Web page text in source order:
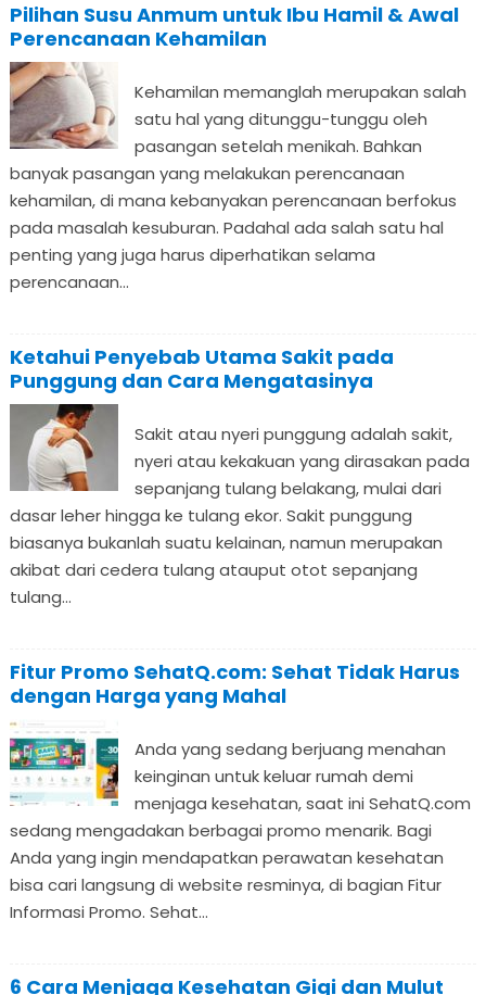
Pilihan Susu Anmum untuk Ibu Hamil & Awal
Perencanaan Kehamilan
Kehamilan memanglah merupakan salah
satu hal yang ditunggu-tunggu oleh
pasangan setelah menikah. Bahkan
banyak pasangan yang melakukan perencanaan
kehamilan, di mana kebanyakan perencanaan berfokus
pada masalah kesuburan. Padahal ada salah satu hal
penting yang juga harus diperhatikan selama
perencanaan...
Ketahui Penyebab Utama Sakit pada
Punggung dan Cara Mengatasinya
Sakit atau nyeri punggung adalah sakit,
nyeri atau kekakuan yang dirasakan pada
sepanjang tulang belakang, mulai dari
dasar leher hingga ke tulang ekor. Sakit punggung
biasanya bukanlah suatu kelainan, namun merupakan
akibat dari cedera tulang atauput otot sepanjang
tulang...
Fitur Promo SehatQ.com: Sehat Tidak Harus
dengan Harga yang Mahal
Anda yang sedang berjuang menahan
keinginan untuk keluar rumah demi
menjaga kesehatan, saat ini SehatQ.com
sedang mengadakan berbagai promo menarik. Bagi
Anda yang ingin mendapatkan perawatan kesehatan
bisa cari langsung di website resminya, di bagian Fitur
Informasi Promo. Sehat...
6 Cara Menjaga Kesehatan Gigi dan Mulut